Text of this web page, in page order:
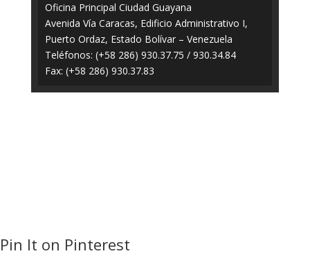
Oficina Principal Ciudad Guayana
Avenida Vía Caracas, Edificio Administrativo I,
Puerto Ordaz, Estado Bolívar – Venezuela
Teléfonos: (+58 286) 930.37.75 / 930.34.84
Fax: (+58 286) 930.37.83
Pin It on Pinterest